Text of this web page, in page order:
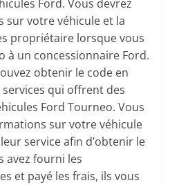
Ford. Vous devrez
votre véhicule et la
propriétaire lorsque vous
à un concessionnaire Ford.
obtenir le code en
qui offrent des
Ford Tourneo. Vous
sur votre véhicule
service afin d’obtenir le
avez fourni les
et payé les frais, ils vous